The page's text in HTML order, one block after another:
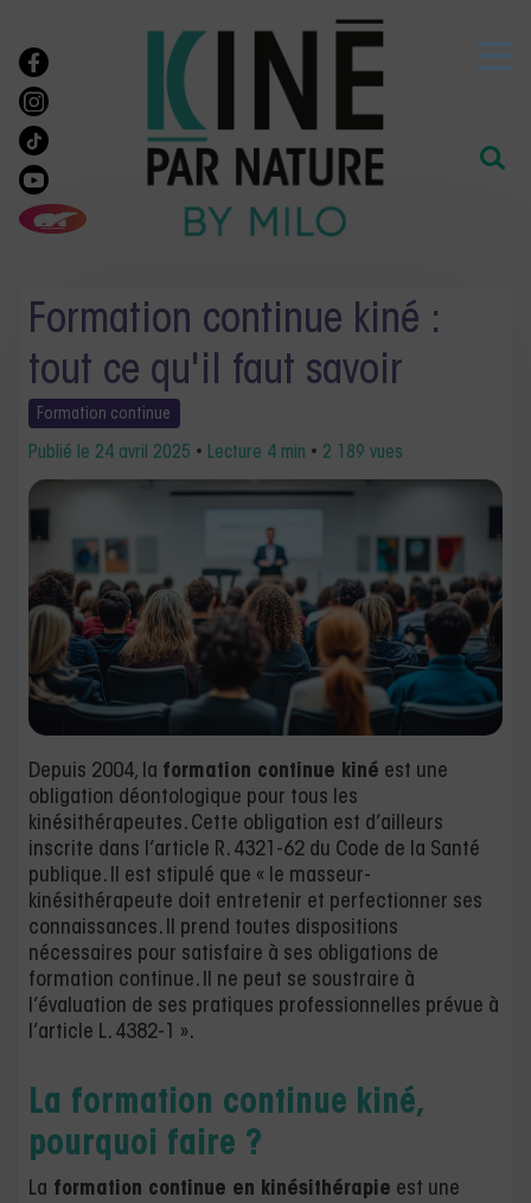
Formation continue kiné :
tout ce qu'il faut savoir
Formation continue
Publié le 24 avril 2025 • Lecture 4 min • 2 189 vues
Depuis 2004, la formation continue kiné est une
obligation déontologique pour tous les
kinésithérapeutes. Cette obligation est d’ailleurs
inscrite dans l’article R. 4321-62 du Code de la Santé
publique. Il est stipulé que « le masseur-
kinésithérapeute doit entretenir et perfectionner ses
connaissances. Il prend toutes dispositions
nécessaires pour satisfaire à ses obligations de
formation continue. Il ne peut se soustraire à
l’évaluation de ses pratiques professionnelles prévue à
l’article L. 4382-1 ».
La formation continue kiné,
pourquoi faire ?
La formation continue en kinésithérapie est une